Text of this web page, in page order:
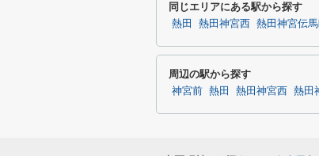
同じエリアにある駅から探す
熱田 熱田神宮西 熱田神宮伝馬
周辺の駅から探す
神宮前 熱田 熱田神宮西 熱田